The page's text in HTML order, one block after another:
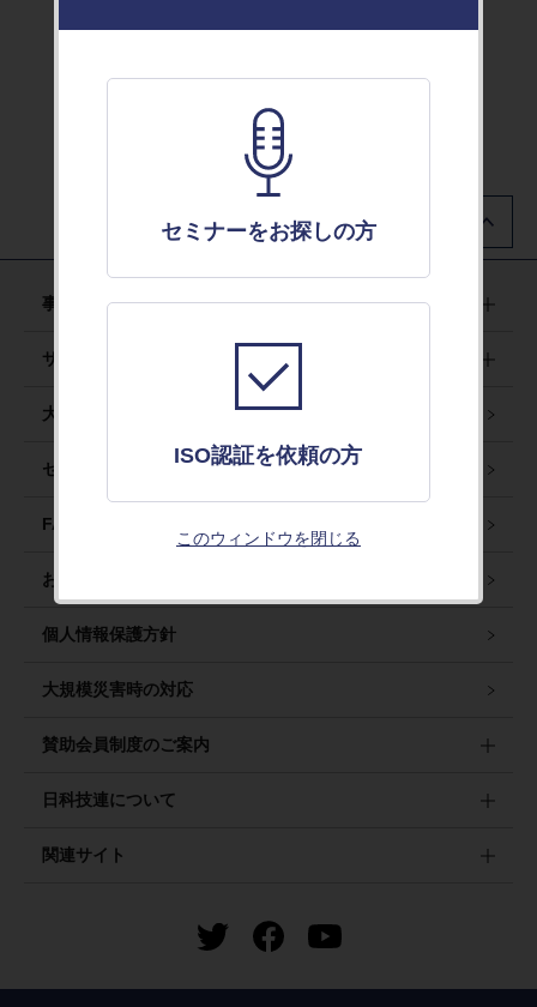
事業紹介
サービス＆ソリューション
大会・フォーラム・シンポジウムのご案内
セミナーのご案内
FAQ・ナレッジ
お問い合わせ
個人情報保護方針
大規模災害時の対応
賛助会員制度のご案内
日科技連について
関連サイト
セミナーをお探しの方
ISO認証を依頼の方
このウィンドウを閉じる